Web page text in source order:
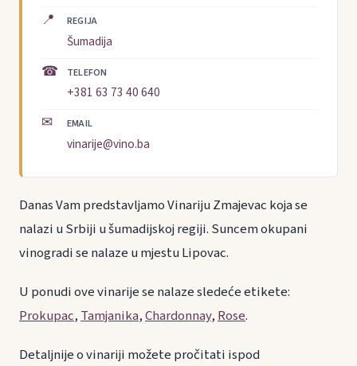
📍 REGIJA
Šumadija
☎ TELEFON
+381 63 73 40 640
✉ EMAIL
vinarije@vino.ba
Danas Vam predstavljamo Vinariju Zmajevac koja se
nalazi u Srbiji u šumadijskoj regiji. Suncem okupani
vinogradi se nalaze u mjestu Lipovac.
U ponudi ove vinarije se nalaze sledeće etikete:
Prokupac, Tamjanika,Chardonnay, Rose.
Detaljnije o vinariji možete pročitati ispod